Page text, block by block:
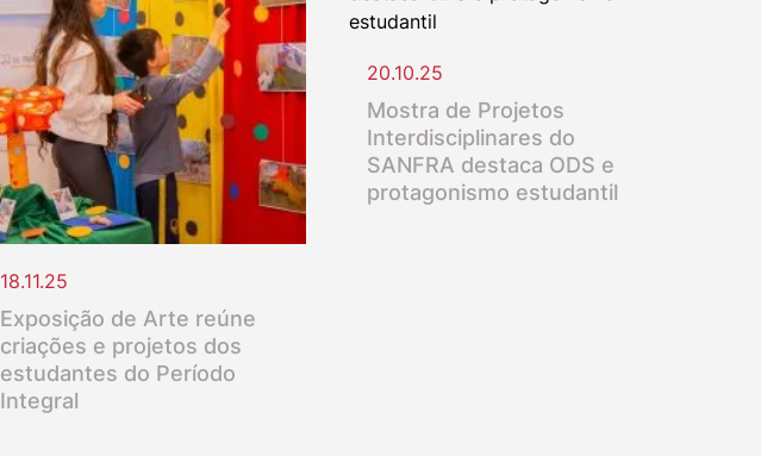
18.11.25
Exposição de Arte reúne
criações e projetos dos
estudantes do Período
Integral
20.10.25
Mostra de Projetos
Interdisciplinares do
SANFRA destaca ODS e
protagonismo estudantil